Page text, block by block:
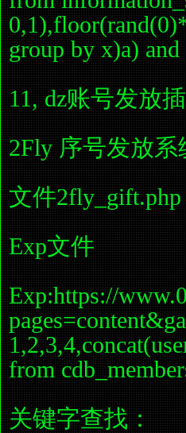
group by x)a) and
11, dz账号发放
2Fly 序号发放系
文件2fly_gift.php
Exp文件
Exp:https://
from
关键字查找：